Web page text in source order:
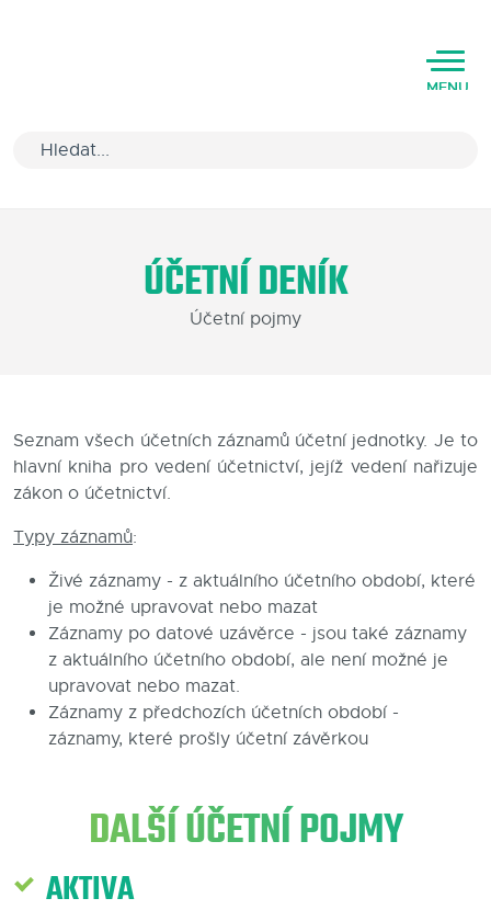
MENU
Varianty software
Kariéra
Partneři
Kontakty
ÚČETNÍ DENÍK
Účetní pojmy
Seznam všech účetních záznamů účetní jednotky. Je to
hlavní kniha pro vedení účetnictví, jejíž vedení nařizuje
zákon o účetnictví.
Typy záznamů:
Živé záznamy - z aktuálního účetního období, které
je možné upravovat nebo mazat
Záznamy po datové uzávěrce - jsou také záznamy
z aktuálního účetního období, ale není možné je
upravovat nebo mazat.
Záznamy z předchozích účetních období -
záznamy, které prošly účetní závěrkou
DALŠÍ ÚČETNÍ POJMY
AKTIVA